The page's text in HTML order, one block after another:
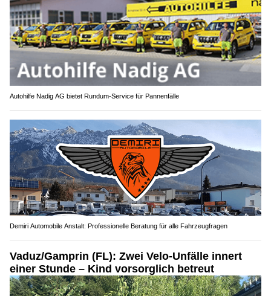
Autohilfe Nadig AG bietet Rundum‑Service für Pannenfälle
Demiri Automobile Anstalt: Professionelle Beratung für alle Fahrzeugfragen
Vaduz/Gamprin (FL): Zwei Velo-Unfälle innert
einer Stunde – Kind vorsorglich betreut